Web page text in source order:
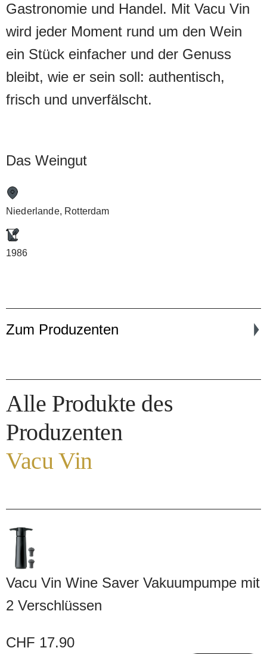
Gastronomie und Handel. Mit Vacu Vin
wird jeder Moment rund um den Wein
ein Stück einfacher und der Genuss
bleibt, wie er sein soll: authentisch,
frisch und unverfälscht.
Das Weingut
Niederlande, Rotterdam
1986
Zum Produzenten
Alle Produkte des
Produzenten
Vacu Vin
Vacu Vin Wine Saver Vakuumpumpe mit
2 Verschlüssen
CHF 17.90